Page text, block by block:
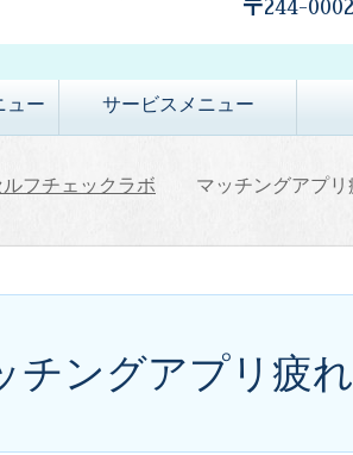
〒244-
ュー サービスメニュー
フチェックラボ マッチングアプ
チングアプリ疲